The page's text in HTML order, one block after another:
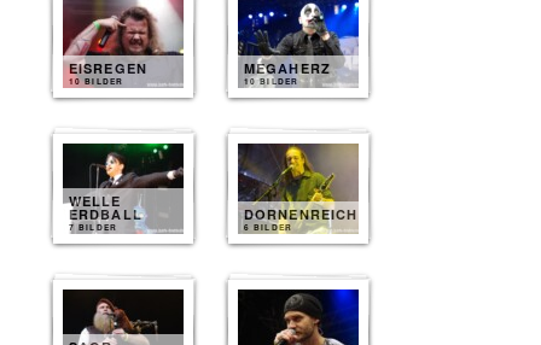
EISREGEN
10 BILDER
MEGAHERZ
10 BILDER
WELLE
ERDBALL
7 BILDER
DORNENREICH
6 BILDER